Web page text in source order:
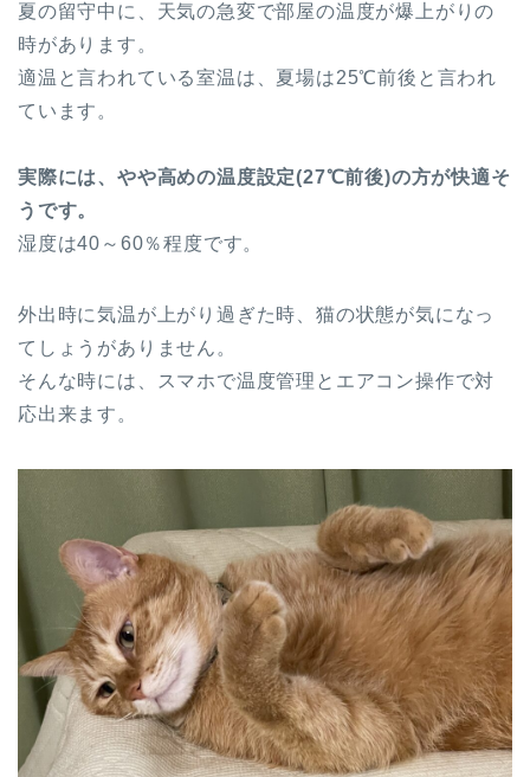
夏の留守中に、天気の急変で部屋の温度が爆上がりの
時があります。
適温と言われている室温は、夏場は25℃前後と言われ
ています。
実際には、やや高めの温度設定(27℃前後)の方が快適そ
うです。
湿度は40～60％程度です。
外出時に気温が上がり過ぎた時、猫の状態が気になっ
てしょうがありません。
そんな時には、スマホで温度管理とエアコン操作で対
応出来ます。